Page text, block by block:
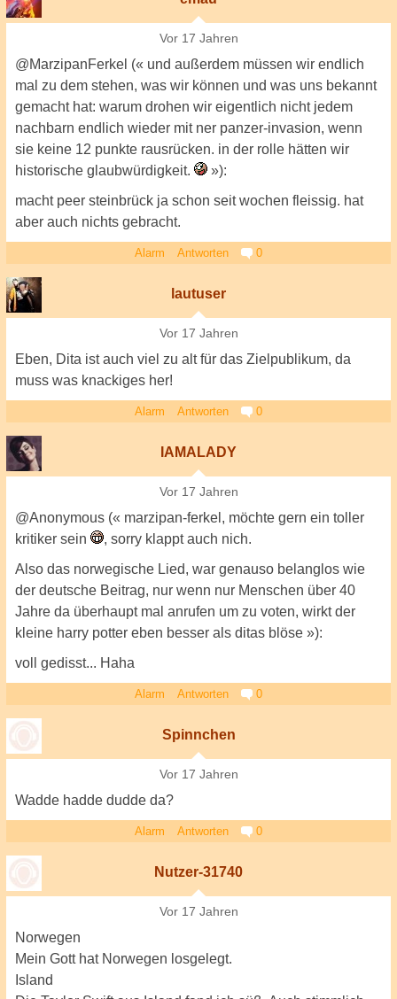
Vor 17 Jahren
@MarzipanFerkel (« und außerdem müssen wir endlich
mal zu dem stehen, was wir können und was uns bekannt
gemacht hat: warum drohen wir eigentlich nicht jedem
nachbarn endlich wieder mit ner panzer-invasion, wenn
sie keine 12 punkte rausrücken. in der rolle hätten wir
historische glaubwürdigkeit.
»):
macht peer steinbrück ja schon seit wochen fleissig. hat
aber auch nichts gebracht.
Alarm Antworten 0
lautuser
Vor 17 Jahren
Eben, Dita ist auch viel zu alt für das Zielpublikum, da
muss was knackiges her!
Alarm Antworten 0
IAMALADY
Vor 17 Jahren
@Anonymous (« marzipan-ferkel, möchte gern ein toller
kritiker sein
, sorry klappt auch nich.
Also das norwegische Lied, war genauso belanglos wie
der deutsche Beitrag, nur wenn nur Menschen über 40
Jahre da überhaupt mal anrufen um zu voten, wirkt der
kleine harry potter eben besser als ditas blöse »):
voll gedisst... Haha
Alarm Antworten 0
Spinnchen
Vor 17 Jahren
Wadde hadde dudde da?
Alarm Antworten 0
Nutzer-31740
Vor 17 Jahren
Norwegen
Mein Gott hat Norwegen losgelegt.
Island